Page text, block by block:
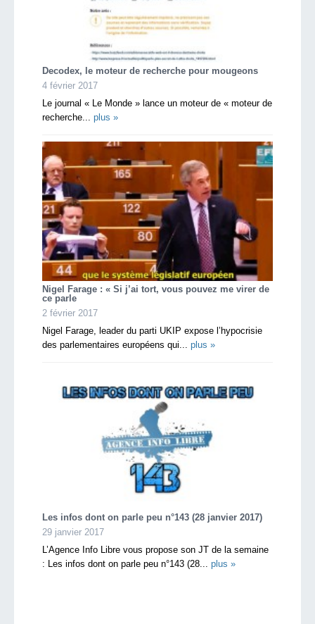
Decodex, le moteur de recherche pour mougeons
4 février 2017
Le journal « Le Monde » lance un moteur de « moteur de
recherche... plus »
Nigel Farage : « Si j’ai tort, vous pouvez me virer de
ce parle
2 février 2017
Nigel Farage, leader du parti UKIP expose l’hypocrisie
des parlementaires européens qui... plus »
Les infos dont on parle peu n°143 (28 janvier 2017)
29 janvier 2017
L’Agence Info Libre vous propose son JT de la semaine
: Les infos dont on parle peu n°143 (28... plus »